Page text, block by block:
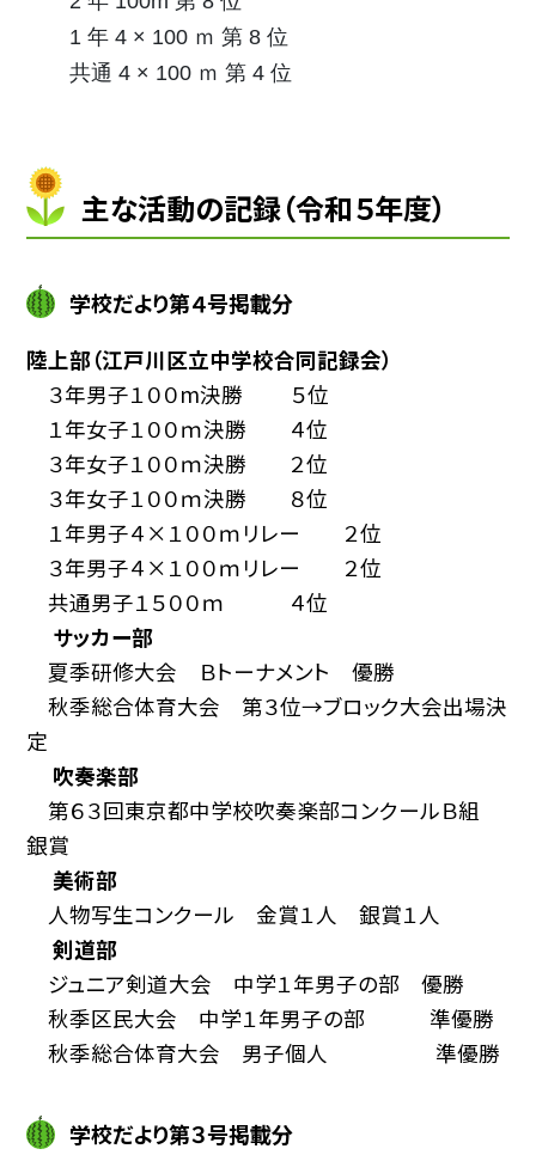
1 年 4 × 100 ｍ 第 8 位
共通 4 × 100 ｍ 第 4 位
主な活動の記録（令和５年度）
学校だより第４号掲載分
陸上部（江戸川区立中学校合同記録会）
３年男子１００m決勝 ５位
１年女子１００ｍ決勝 ４位
３年女子１００ｍ決勝 ２位
３年女子１００ｍ決勝 ８位
１年男子４×１００ｍリレー ２位
３年男子４×１００ｍリレー ２位
共通男子１５００ｍ ４位
サッカー部
夏季研修大会 Ｂトーナメント 優勝
秋季総合体育大会 第３位→ブロック大会出場決
定
吹奏楽部
第６３回東京都中学校吹奏楽部コンクールＢ組
銀賞
美術部
人物写生コンクール 金賞１人 銀賞１人
剣道部
ジュニア剣道大会 中学１年男子の部 優勝
秋季区民大会 中学１年男子の部 準優勝
秋季総合体育大会 男子個人 準優勝
学校だより第３号掲載分